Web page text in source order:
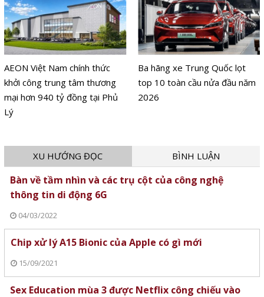
AEON Việt Nam chính thức
khởi công trung tâm thương
mại hơn 940 tỷ đồng tại Phủ
Lý
Ba hãng xe Trung Quốc lọt
top 10 toàn cầu nửa đầu năm
2026
XU HƯỚNG ĐỌC BÌNH LUẬN
Bàn về tầm nhìn và các trụ cột của công nghệ
thông tin di động 6G
04/03/2022
Chip xử lý A15 Bionic của Apple có gì mới
15/09/2021
Sex Education mùa 3 được Netflix công chiếu vào